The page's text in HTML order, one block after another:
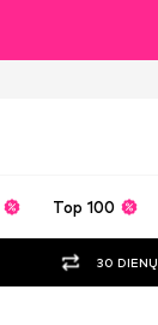
Top 100
30